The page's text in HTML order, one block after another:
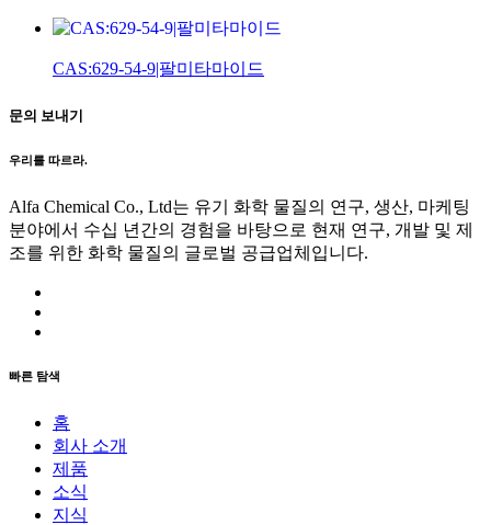
CAS:629-54-9|팔미타마이드
문의 보내기
우리를 따르라.
Alfa Chemical Co., Ltd는 유기 화학 물질의 연구, 생산, 마케팅
분야에서 수십 년간의 경험을 바탕으로 현재 연구, 개발 및 제
조를 위한 화학 물질의 글로벌 공급업체입니다.
빠른 탐색
홈
회사 소개
제품
소식
지식